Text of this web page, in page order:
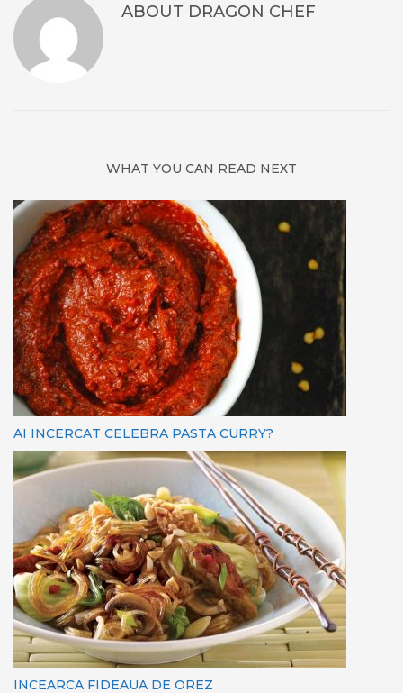
ABOUT DRAGON CHEF
WHAT YOU CAN READ NEXT
AI INCERCAT CELEBRA PASTA CURRY?
INCEARCA FIDEAUA DE OREZ